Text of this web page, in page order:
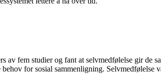
av fem studier og fant at selvmedfølelse gir
for sosial sammenligning. Selvmedfølelse